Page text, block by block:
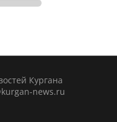
Кургана
news.ru